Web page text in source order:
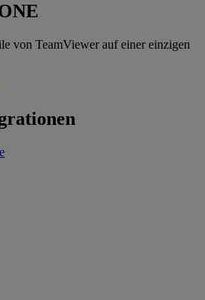
von TeamViewer auf einer einzigen